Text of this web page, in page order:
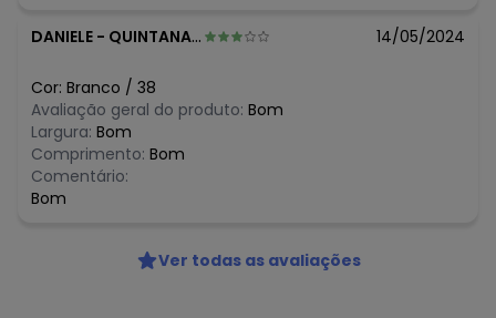
DANIELE - QUINTANA - SP 14/05/2024
Cor: Branco / 38
Avaliação geral do produto: Bom
Largura: Bom
Comprimento: Bom
Comentário:
Bom
Ver todas as avaliações